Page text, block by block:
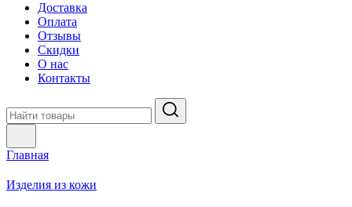
Доставка
Оплата
Отзывы
Скидки
О нас
Контакты
Главная
Изделия из кожи